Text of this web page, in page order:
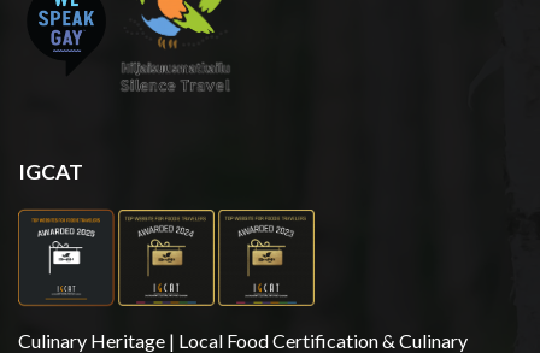
IGCAT
Culinary Heritage | Local Food Certification & Culinary